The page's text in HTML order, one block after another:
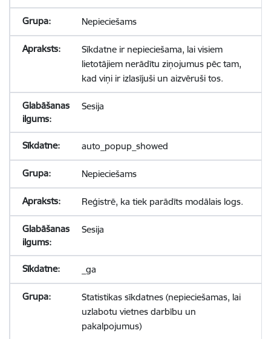
Nepieciešams
Sīkdatne ir nepieciešama, lai visiem
lietotājiem nerādītu ziņojumus pēc tam,
kad viņi ir izlasījuši un aizvēruši tos.
Sesija
auto_popup_showed
Nepieciešams
Reģistrē, ka tiek parādīts modālais logs.
Sesija
_ga
Statistikas sīkdatnes (nepieciešamas, lai
uzlabotu vietnes darbību un
pakalpojumus)